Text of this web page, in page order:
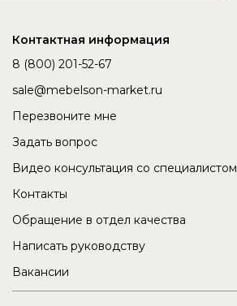
Контактная информация
8 (800) 201-52-67
sale@mebelson-market.ru
Перезвоните мне
Задать вопрос
Видео консультация со специалистом
Контакты
Обращение в отдел качества
Написать руководству
Вакансии